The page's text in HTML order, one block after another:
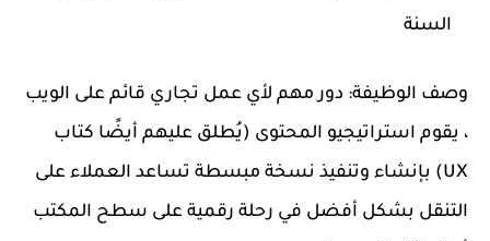
السنة
وصف الوظيفة: دور مهم لأي عمل تجاري قائم على الويب
، يقوم استراتيجيو المحتوى (يُطلق عليهم أيضًا كتاب
UX) بإنشاء وتنفيذ نسخة مبسطة تساعد العملاء على
التنقل بشكل أفضل في رحلة رقمية على سطح المكتب